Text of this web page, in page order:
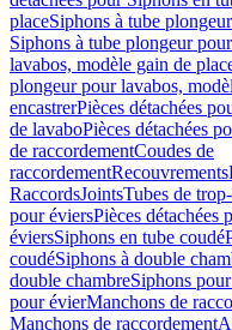
placeSiphons à tube
Siphons à tube plongeur
lavabos, modèle gain de
plongeur pour lavabos,
encastrerPièces détachées
de lavaboPièces détachées
de raccordementCoudes de
raccordementRecouvrements
RaccordsJointsTubes de
pour éviersPièces détachées
éviersSiphons en tube coudé
coudéSiphons à double
double chambreSiphons
pour évierManchons de
Manchons de raccordement